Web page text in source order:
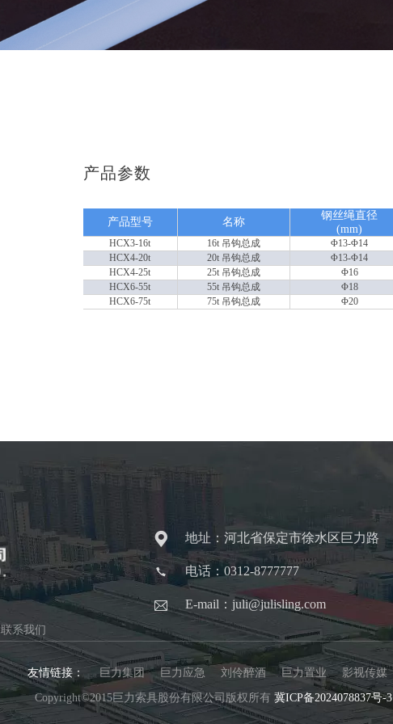
产品参数
产品型号 名称
钢丝绳直径
(mm)
HCX3-16t 16t 吊钩总成 Φ13-Φ14
HCX4-20t
20t 吊钩总成 Φ13-Φ14
HCX4-25t
25t 吊钩总成 Φ16
HCX6-55t
55t 吊钩总成 Φ18
HCX6-75t
75t 吊钩总成 Φ20
联系我们
地址：河北省保定市徐水区巨力路
电话：0312-8777777
E-mail：juli@julisling.com
友情链接： 巨力集团 巨力应急 刘伶醉酒 巨力置业 影视传媒
Copyright©2015巨力索具股份有限公司版权所有 冀ICP备2024078837号-3